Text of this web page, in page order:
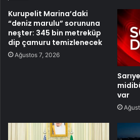
Kurupelit Marina’daki
“deniz marulu” sorununa
neşter: 345 bin metreküp
dip çamuru temizlenecek
Ağustos 7, 2026
var